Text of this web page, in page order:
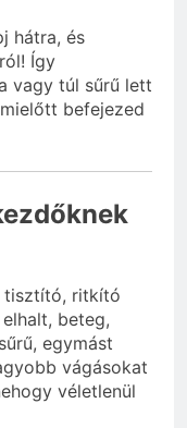
hátra, és
Így
vagy túl sűrű lett
befejezed
tisztító, ritkító
beteg,
egymást
vágásokat
véletlenül